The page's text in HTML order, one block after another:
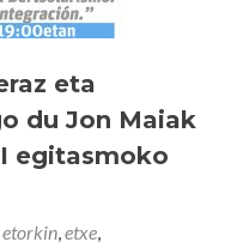
eta
du Jon Maiak
egitasmoko
etorkin,etxe,